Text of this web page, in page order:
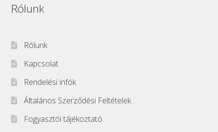
Rólunk
Rólunk
Kapcsolat
Rendelési infók
Általános Szerződési Feltételek
Fogyasztói tájékoztató